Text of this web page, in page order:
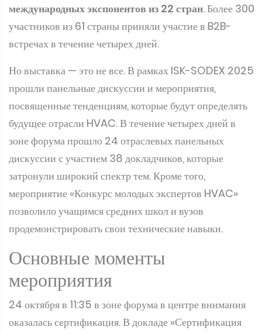
международных экспонентов из 22 стран. Более 300
участников из 61 страны приняли участие в B2B-
встречах в течение четырех дней.
Но выставка — это не все. В рамках ISK-SODEX 2025
прошли панельные дискуссии и мероприятия,
посвященные тенденциям, которые будут определять
будущее отрасли HVAC. В течение четырех дней в
зоне форума прошло 24 отраслевых панельных
дискуссии с участием 38 докладчиков, которые
затронули широкий спектр тем. Кроме того,
мероприятие «Конкурс молодых экспертов HVAC»
позволило учащимся средних школ и вузов
продемонстрировать свои технические навыки.
Основные моменты
мероприятия
24 октября в 11:35 в зоне форума в центре внимания
оказалась сертификация. В докладе «Сертификация